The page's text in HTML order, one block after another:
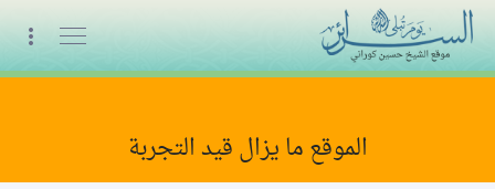
البث المباشر
الموقع ما يزال قيد التجربة